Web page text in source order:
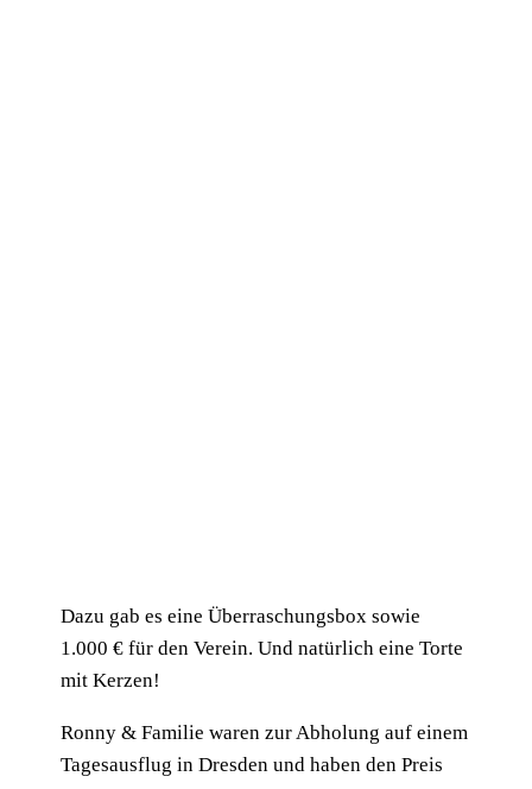
Dazu gab es eine Überraschungsbox sowie
1.000 € für den Verein. Und natürlich eine Torte
mit Kerzen!
Ronny & Familie waren zur Abholung auf einem
Tagesausflug in Dresden und haben den Preis